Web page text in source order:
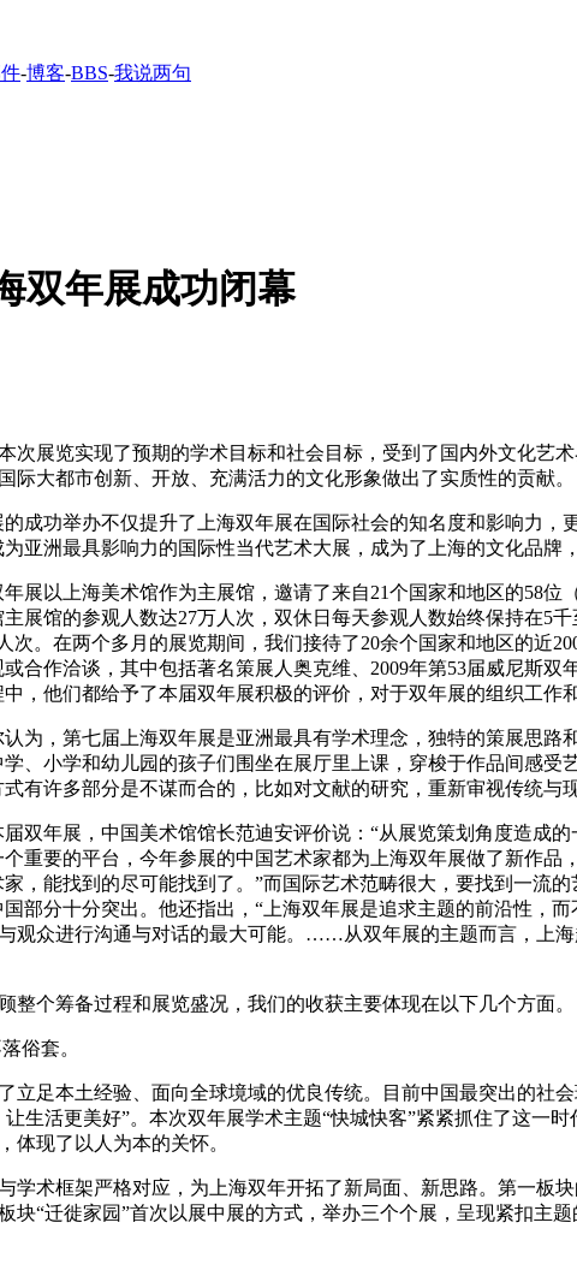
-博客-BBS-我说两句
双年展成功闭幕
展览实现了预期的学术目标和社会目标，受到了国内外文化艺
大都市创新、开放、充满活力的文化形象做出了实质性的贡献。
成功举办不仅提升了上海双年展在国际社会的知名度和影响力，
亚洲最具影响力的国际性当代艺术大展，成为了上海的文化品牌
以上海美术馆作为主展馆，邀请了来自21个国家和地区的58位
展馆的参观人数达27万人次，双休日每天参观人数始终保持在5
次。在两个多月的展览期间，我们接待了20余个国家和地区的近
合作洽谈，其中包括著名策展人奥克维、2009年第53届威尼斯双
，他们都给予了本届双年展积极的评价，对于双年展的组织工作
，第七届上海双年展是亚洲最具有学术理念，独特的策展思路
、小学和幼儿园的孩子们围坐在展厅里上课，穿梭于作品间感
有许多部分是不谋而合的，比如对文献的研究，重新审视传统与
年展，中国美术馆馆长范迪安评价说：“从展览策划角度造成的
重要的平台，今年参展的中国艺术家都为上海双年展做了新作品
，能找到的尽可能找到了。”而国际艺术范畴很大，要找到一流
国部分十分突出。他还指出，“上海双年展是追求主题的前沿性
观众进行沟通与对话的最大可能。……从双年展的主题而言，上
个筹备过程和展览盛况，我们的收获主要体现在以下几个方面。
俗套。
足本土经验、面向全球境域的优良传统。目前中国最突出的社
生活更美好”。本次双年展学术主题“快城快客”紧紧抓住了这一
体现了以人为本的关怀。
框架严格对应，为上海双年开拓了新局面、新思路。第一板块
“迁徙家园”首次以展中展的方式，举办三个个展，呈现紧扣主